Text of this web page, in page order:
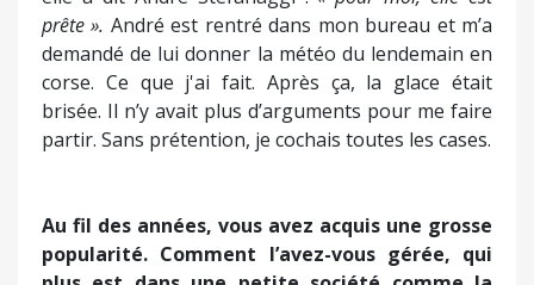
à 3 fois par semaine, on se retrouvait elle et moi
capu à capu, 3 heures par jour. Au bout de 3 mois,
elle a dit André Stefanaggi :
« pour moi, elle est
prête ».
André est rentré dans mon bureau et m’a
demandé de lui donner la météo du lendemain en
corse. Ce que j'ai fait. Après ça, la glace était
partir. Sans prétention, je cochais toutes les cases.